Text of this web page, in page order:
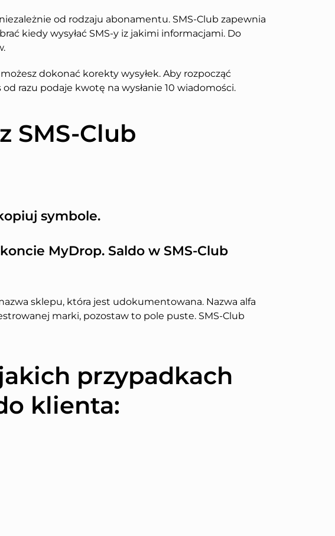
od rodzaju abonamentu. SMS-Club zapewnia
kiedy wysyłać SMS-y iz jakimi informacjami. Do
dokonać korekty wysyłek. Aby rozpocząć
razu podaje kwotę na wysłanie 10 wiadomości.
SMS-Club
symbole.
MyDrop. Saldo w SMS-Club
sklepu, która jest udokumentowana. Nazwa alfa
marki, pozostaw to pole puste. SMS-Club
przypadkach
klienta: